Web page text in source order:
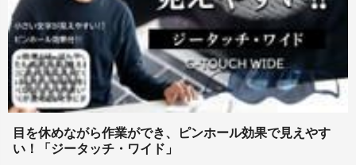
目を休めながら作業ができ、ピンホール効果で見えやす
い！「ジータッチ・ワイド」